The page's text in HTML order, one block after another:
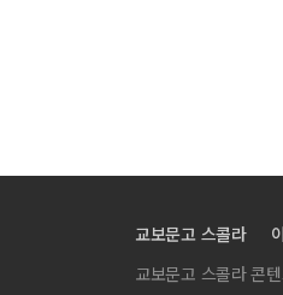
교보문고 스콜라
교보문고 스콜라 콘